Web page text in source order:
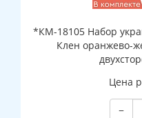
*КМ-18105 Набор
Клен оранжево-
Цена
−